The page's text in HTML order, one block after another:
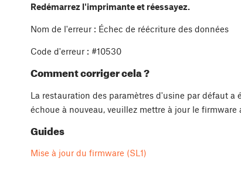
Redémarrez l'imprimante et réessayez.
Nom de l'erreur : Échec de réécriture des données
Code d'erreur : #10530
Comment corriger cela ?
La restauration des paramètres d'usine par défaut a
échoue à nouveau, veuillez mettre à jour le
Guides
Mise à jour du firmware (SL1)